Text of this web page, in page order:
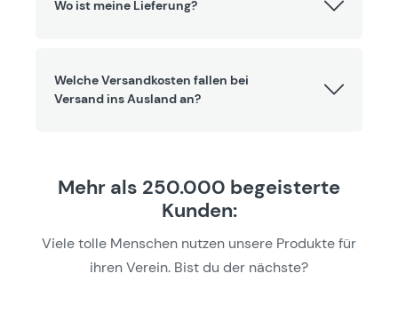
Wo ist meine Lieferung?
Welche Versandkosten fallen bei
Versand ins Ausland an?
Mehr als 250.000 begeisterte
Kunden:
Viele tolle Menschen nutzen unsere Produkte für
ihren Verein. Bist du der nächste?